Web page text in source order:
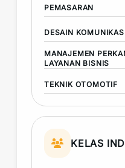
PEMASARAN
DESAIN
MANAJEMEN
LAYANAN BISNIS
TEKNIK OTOMOTIF
KELAS